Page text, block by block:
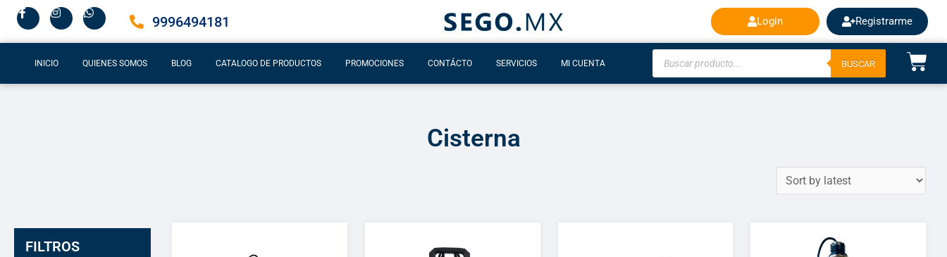
9996494181 Login Registrarme
INICIO QUIENES SOMOS BLOG CATALOGO DE PRODUCTOS PROMOCIONES CONTÁCTO SERVICIOS MI CUENTA BUSCAR
Cisterna
FILTROS